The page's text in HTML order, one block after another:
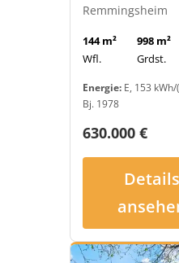
Remmingsheim
144 m²
Wfl.
998 m²
Grdst.
Energie: E, 153 kWh/
Bj. 1978
630.000 €
Details